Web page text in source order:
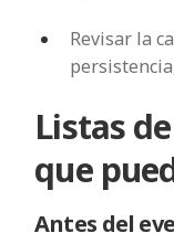
Revisar la
Listas
que
Antes del